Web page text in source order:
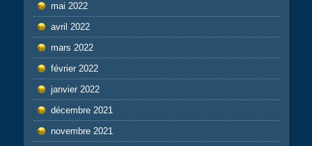
mai 2022
avril 2022
mars 2022
février 2022
janvier 2022
décembre 2021
novembre 2021